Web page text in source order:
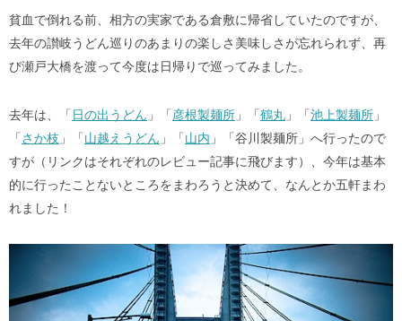
貧血で倒れる前、相方の実家である倉敷に帰省していたのですが、
去年の讃岐うどん巡りのあまりの楽しさ美味しさが忘れられず、再
び瀬戸大橋を渡って今度は日帰りで巡ってみました。
去年は、「日の出うどん 」「彦根製麺所 」「鶴丸 」「池上製麺所 」
「さか枝 」「山越えうどん 」「山内 」「谷川製麺所」へ行ったので
すが（リンクはそれぞれのレビュー記事に飛びます）、今年は基本
的に行ったことないところをまわろうと決めて、なんとか五軒まわ
れました！